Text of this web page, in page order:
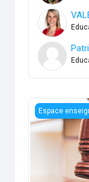
SANCTIONS:
Espace